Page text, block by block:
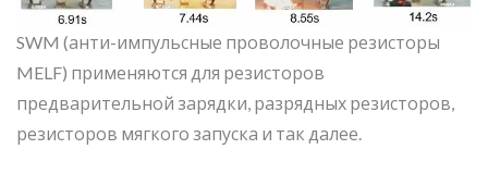
SWM (анти-импульсные проволочные резисторы
MELF) применяются для резисторов
предварительной зарядки, разрядных резисторов,
резисторов мягкого запуска и так далее.